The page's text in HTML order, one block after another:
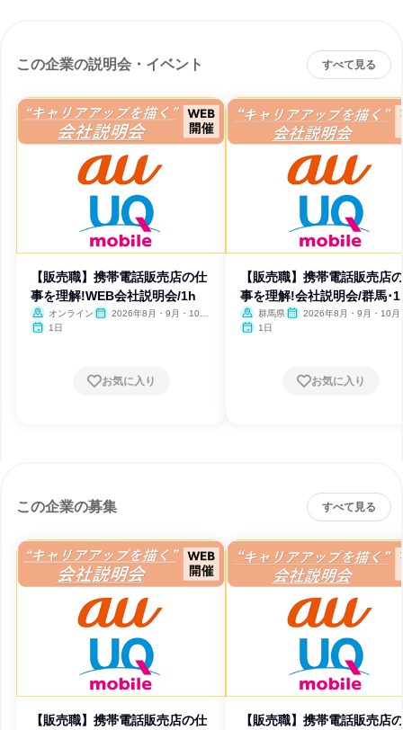
この企業の説明会・イベント すべて見る
【販売職】携帯電話販売店の仕
事を理解!WEB会社説明会/1h
オンライン
2026年8月・9月・10
1日
お気に入り
【販売職】携帯電話販売店
事を理解!会社説明会/群馬･
群馬県
2026年8月・9月・10月
1日
お気に入り
この企業の募集 すべて見る
【販売職】携帯電話販売店の仕
【販売職】携帯電話販売店